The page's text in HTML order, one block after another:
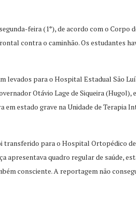
feira (1°), de acordo com o Corpo
contra o caminhão. Os estudantes
levados para o Hospital Estadual São
Otávio Lage de Siqueira (Hugol),
em estado grave na Unidade de Terapia
transferido para o Hospital Ortopédico
apresentava quadro regular de saúde,
consciente. A reportagem não